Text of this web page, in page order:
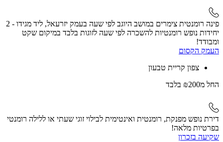
פינה רומנטית צימרים במושב היוגב לפי שעה בעמק יזרעאל, ליד מגידו - 2
יחידות נופש רומנטיות להשכרה לפי שעה לזוגות בלבד במיקום שקט
ומבודד!
העמק הקסום
צפון קריית טבעון
החל מ₪200 בלבד
דירת נופש מפנקת, רומנטית ואינטימית לבילוי זוגי שעתי או ללילה רומנטי
בפרטיות מלאה!
שקיעה בזכרון